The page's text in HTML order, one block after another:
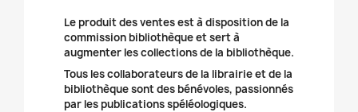
Le produit des ventes est à disposition de la
commission bibliothèque et sert à
augmenter les collections de la bibliothèque.
Tous les collaborateurs de la librairie et de la
bibliothèque sont des bénévoles, passionnés
par les publications spéléologiques.